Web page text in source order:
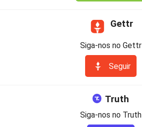
Gettr
Siga-nos no Gettr
Seguir
Truth
Siga-nos no Truth